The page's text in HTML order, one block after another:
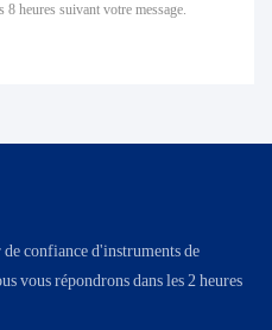
heures suivant votre message.
confiance d'instruments de
vous répondrons dans les 2 heures